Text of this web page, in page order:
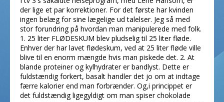
der lige et par korrektioner. For det første har kvinden
ingen belæg for sine lægelige ud talelser. Jeg så med
stor forundring på hvordan man manipulerede med folk.
1. 25 liter FLØDESKUM blev pludselig til 25 liter fløde.
Enhver der har lavet flødeskum, ved at 25 liter fløde ville
blive til en enorm mængde hvis man piskede det. 2. At
blande proteiner og kylhydrater er bandlyst. Dette er
fuldstændig forkert, basalt handler det jo om at indtage
færre kalorier end man forbrænder. Og,i princippet er
det fuldstændig ligegyldigt om man spiser chokolade